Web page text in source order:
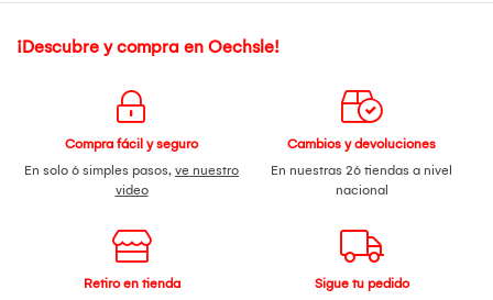
¡Descubre y compra en Oechsle!
Compra fácil y seguro
En solo 6 simples pasos, ve nuestro
video
Cambios y devoluciones
En nuestras 26 tiendas a nivel
nacional
Retiro en tienda
Sigue tu pedido